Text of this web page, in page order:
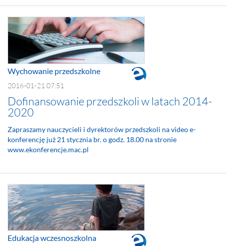
Wychowanie przedszkolne
2016-01-21 07:51
Dofinansowanie przedszkoli w latach 2014-
2020
Zapraszamy nauczycieli i dyrektorów przedszkoli na video e-
konferencję już 21 stycznia br. o godz. 18.00 na stronie
www.ekonferencje.mac.pl
Edukacja wczesnoszkolna